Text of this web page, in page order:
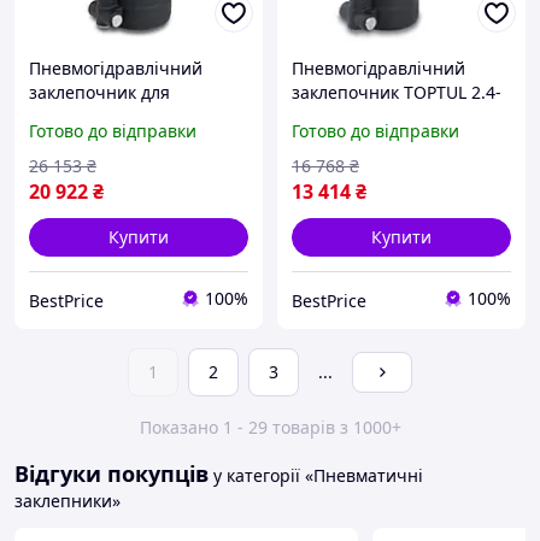
Пневмогідравлічний
заклепочник для
TOPTUL 3.0-6.4 мм
KARA0306
Готово до відправки
20 922₴
26 153 ₴
Купити
BestPrice 100%
Пневмогідравлічний
заклепочник TOPTUL 2.4-
Готово до відправки
13 414₴
16 768 ₴
Купити
BestPrice 100%
1 2 3 ...
Показано 1 - 29 товарів з 1000+
Відгуки покупців у категорії «Пневматичні
заклепники»